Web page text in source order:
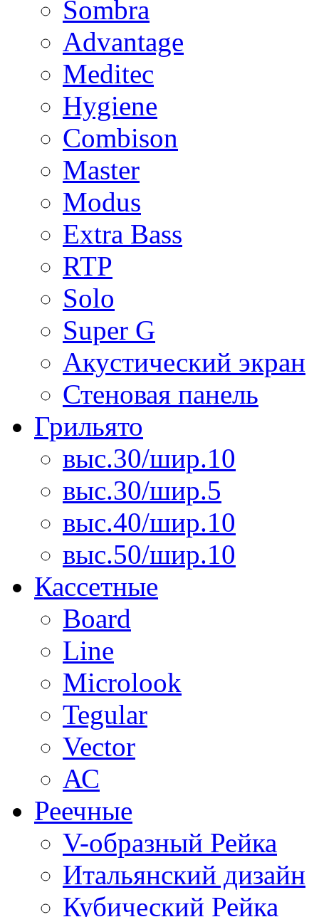
Sombra
Advantage
Meditec
Hygiene
Combison
Master
Modus
Extra Bass
RTP
Solo
Super G
Акустический экран
Стеновая панель
Грильято
выс.30/шир.10
выс.30/шир.5
выс.40/шир.10
выс.50/шир.10
Кассетные
Board
Line
Microlook
Tegular
Vector
АС
Реечные
V-образный Рейка
Итальянский дизайн
Кубический Рейка